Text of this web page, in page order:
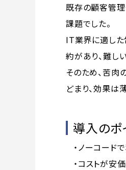
既存の顧客管理
課題でした。
IT業界に適した
約があり、難し
そのため、苦肉
どまり、効果は
導入のポ
・ノーコード
・コストが安